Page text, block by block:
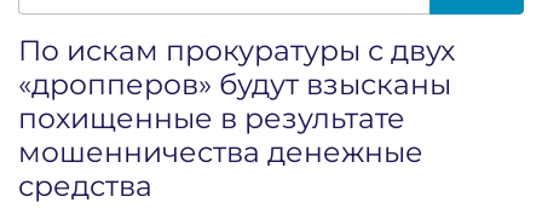
По искам прокуратуры с двух
«дропперов» будут взысканы
похищенные в результате
мошенничества денежные
средства